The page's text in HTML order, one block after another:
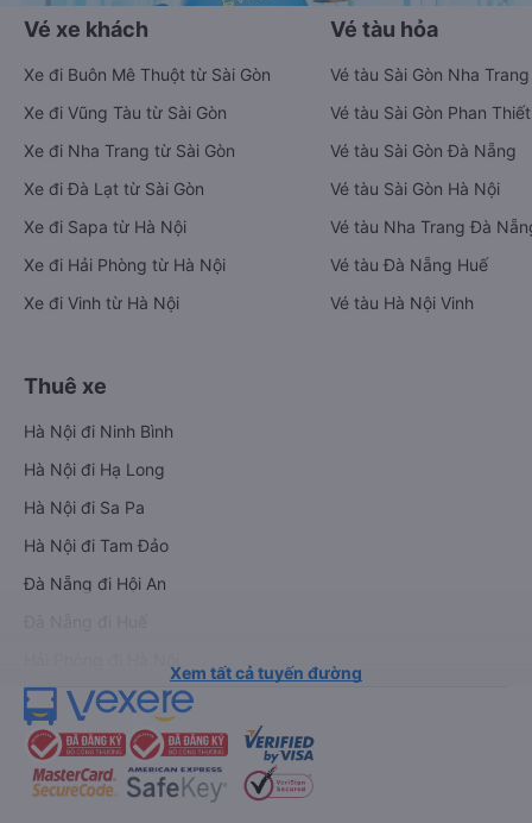
Vé xe khách
Xe đi Buôn Mê Thuột từ Sài Gòn
Xe đi Vũng Tàu từ Sài Gòn
Xe đi Nha Trang từ Sài Gòn
Xe đi Đà Lạt từ Sài Gòn
Xe đi Sapa từ Hà Nội
Xe đi Hải Phòng từ Hà Nội
Xe đi Vinh từ Hà Nội
Vé tàu hỏa
Vé tàu Sài Gòn Nha Trang
Vé tàu Sài Gòn Phan Thiết
Vé tàu Sài Gòn Đà Nẵng
Vé tàu Sài Gòn Hà Nội
Vé tàu Nha Trang Đà
Vé tàu Đà Nẵng Huế
Vé tàu Hà Nội Vinh
Thuê xe
Hà Nội đi Ninh Bình
Hà Nội đi Hạ Long
Hà Nội đi Sa Pa
Hà Nội đi Tam Đảo
Đà Nẵng đi Hội An
Xem tất cả tuyến đường